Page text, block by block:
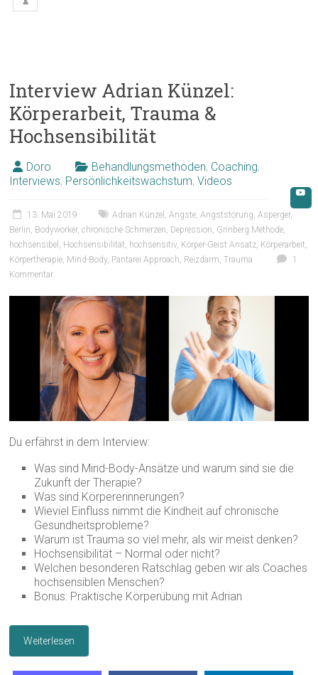
Interview Adrian Künzel:
Körperarbeit, Trauma &
Hochsensibilität
Doro Behandlungsmethoden, Coaching,
Interviews, Persönlichkeitswachstum,Videos
13. Mai 2019 Adrian Künzel ,Ängste,Angststörung,Asperger,
Berlin, Bodyworker,chronische Schmerzen, Depression, Grinberg Methode,
hochsensibel , Hochsensibilität, hochsensitiv, Körper-Geist Ansatz, Körperarbeit,
Körpertherapie, Mind-Body, Pantarei Approach, Reizdarm,Trauma
1
Kommentar
Du erfährst in dem Interview:
Was sind Mind-Body-Ansätze und warum sind sie die
Zukunft der Therapie?
Was sind Körpererinnerungen?
Wieviel Einfluss nimmt die Kindheit auf chronische
Gesundheitsprobleme?
Warum ist Trauma so viel mehr, als wir meist denken?
Hochsensibilität – Normal oder nicht?
Welchen besonderen Ratschlag geben wir als Coaches
hochsensiblen Menschen?
Bonus: Praktische Körperübung mit Adrian
Weiterlesen